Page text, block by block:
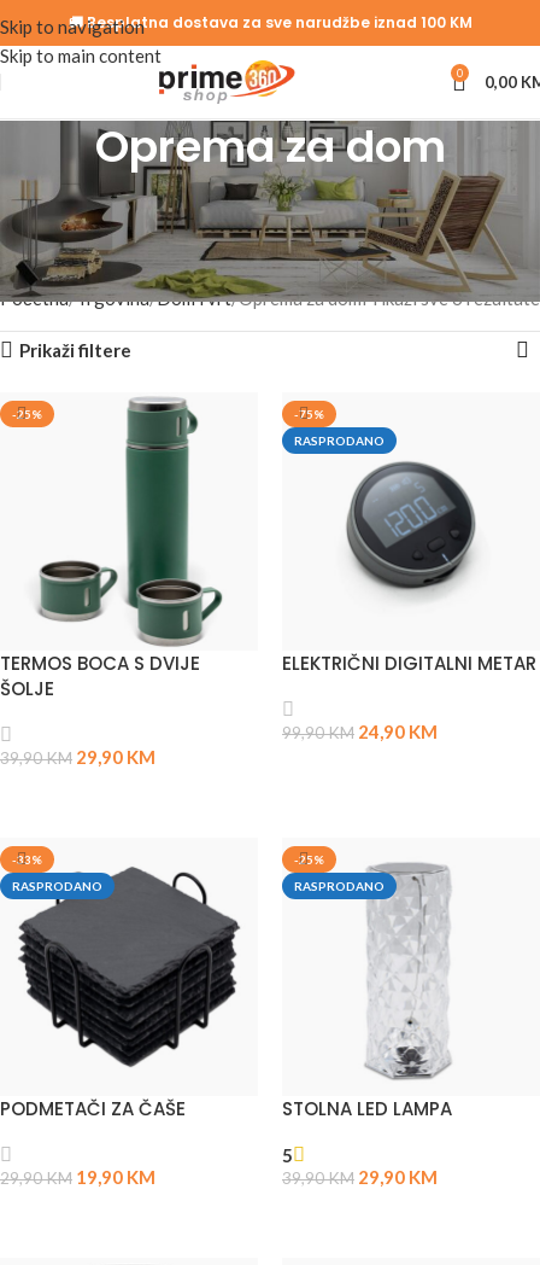
Skip to navigation
Skip to main content
🚚 Besplatna dostava za sve narudžbe iznad 100 KM
0 0,00
Oprema za dom
Uredite svoj dom pametno i funkcionalno – od organizacije prostora
do sitnica koje čine svakodnevicu lakšom. Oprema za dom po mjeri
vaših potreba.
Početna Trgovina Dom i vrt Oprema za domPrikaži sve 6 rezultate
Prikaži filtere
-25%
TERMOS BOCA S DVIJE
ŠOLJE
39,90KM 29,90 KM
-75%
RASPRODANO
ELEKTRIČNI DIGITALNI METAR
99,90KM 24,90 KM
-33%
RASPRODANO
PODMETAČI ZA ČAŠE
29,90KM 19,90 KM
-25%
RASPRODANO
STOLNA LED LAMPA
5
39,90KM 29,90 KM